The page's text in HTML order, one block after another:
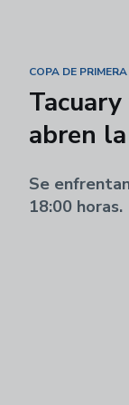
COPA DE PRIMERA
abren
Se
18:00 horas.